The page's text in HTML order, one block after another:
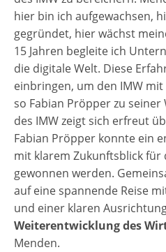
hier bin ich aufgewachsen,
gegründet, hier wächst
15 Jahren begleite ich
die digitale Welt. Diese
einbringen, um den IMW
so Fabian Pröpper zu
des IMW zeigt sich erfreut
Fabian Pröpper konnte ein
mit klarem Zukunftsblick
gewonnen werden.
auf eine spannende Reise
und einer klaren
Weiterentwicklung des
Menden.